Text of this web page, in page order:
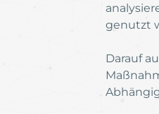
genutzt
Darauf